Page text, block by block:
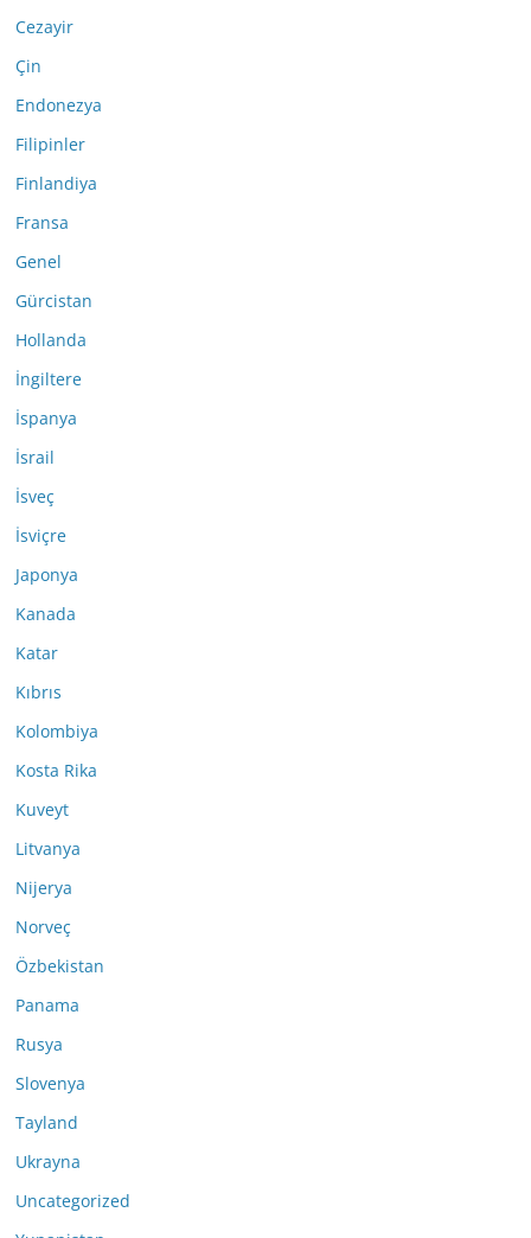
Cezayir
Çin
Endonezya
Filipinler
Finlandiya
Fransa
Genel
Gürcistan
Hollanda
İngiltere
İspanya
İsrail
İsveç
İsviçre
Japonya
Kanada
Katar
Kıbrıs
Kolombiya
Kosta Rika
Kuveyt
Litvanya
Nijerya
Norveç
Özbekistan
Panama
Rusya
Slovenya
Tayland
Ukrayna
Uncategorized